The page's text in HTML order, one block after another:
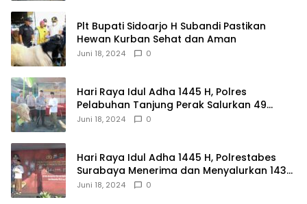
Plt Bupati Sidoarjo H Subandi Pastikan
Hewan Kurban Sehat dan Aman
Juni 18, 2024 0
Hari Raya Idul Adha 1445 H, Polres
Pelabuhan Tanjung Perak Salurkan 49
Hewan Korban.
Juni 18, 2024 0
Hari Raya Idul Adha 1445 H, Polrestabes
Surabaya Menerima dan Menyalurkan 143
Hewan Kurban
Juni 18, 2024 0